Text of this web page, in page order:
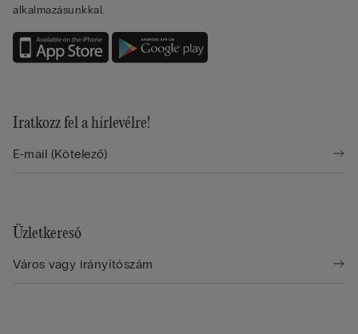
alkalmazásunkkal.
Iratkozz fel a hírlevélre!
Üzletkereső